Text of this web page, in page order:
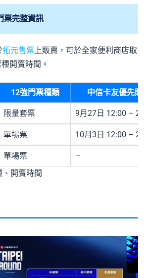
票完整資訊
拓元售票上販賣，可於全家便利商店取
開賣時間。
12強門票種類 中信卡友優先購
限量套票 9月27日 12:00 –
單場票 10月3日 12:00 –
單場票
–
開賣時間